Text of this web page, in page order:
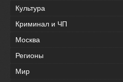
Культура
Криминал и ЧП
Москва
Регионы
Мир